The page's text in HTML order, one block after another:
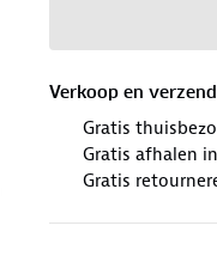
Verkoop en
Gratis
Gratis afhalen
Gratis